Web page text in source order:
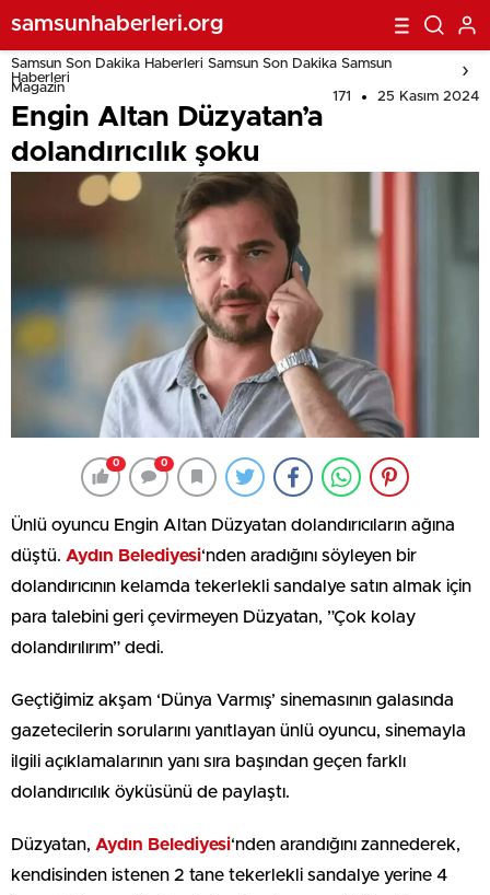
samsunhaberleri.org
Samsun Son Dakika Haberleri Samsun Son Dakika Samsun
Haberleri
Magazin
171 25 Kasım 2024
Engin Altan Düzyatan’a
dolandırıcılık şoku
0 0
Ünlü oyuncu Engin Altan Düzyatan dolandırıcıların ağına
düştü. Aydın Belediyesi‘nden aradığını söyleyen bir
dolandırıcının kelamda tekerlekli sandalye satın almak için
para talebini geri çevirmeyen Düzyatan, ”Çok kolay
dolandırılırım” dedi.
Geçtiğimiz akşam ‘Dünya Varmış’ sinemasının galasında
gazetecilerin sorularını yanıtlayan ünlü oyuncu, sinemayla
ilgili açıklamalarının yanı sıra başından geçen farklı
dolandırıcılık öyküsünü de paylaştı.
Düzyatan, Aydın Belediyesi‘nden arandığını zannederek,
kendisinden istenen 2 tane tekerlekli sandalye yerine 4